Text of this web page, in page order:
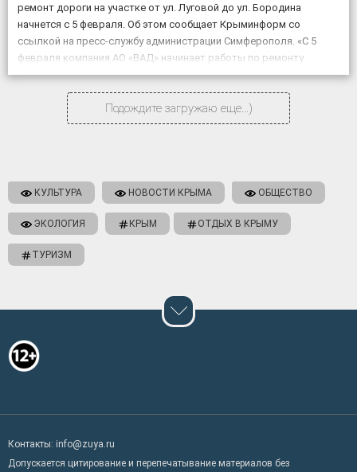
ремонт дороги на участке от ул. Луговой до ул. Бородина
начнется с 5 февраля. Об этом сообщает Крыминформ со
ссылкой на пресс-службу администрации Симферополя. «С 5
февраля компания АО «ВАД» начинает работы по ремонту
объекта «Дублирующий […]
Подождите загружаю еще...)
КУЛЬТУРА НОВОСТИ КРЫМА ОБЩЕСТВО
ЭКОЛОГИЯ КРЫМ ОТДЫХ В КРЫМУ
ТУРИЗМ
Контакты: info@zuya.ru
Допускается цитирование и перепечатывание материалов без